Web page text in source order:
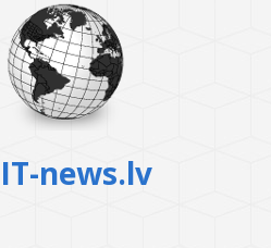
IT-news.lv